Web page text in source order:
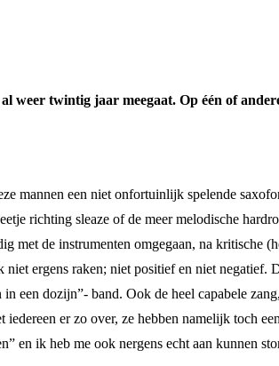
weer twintig jaar meegaat. Op één of
mannen een niet onfortuinlijk spelende
richting sleaze of de meer melodische
met de instrumenten omgegaan, na kritische
ergens raken; niet positief en niet
een dozijn”- band. Ook de heel capabele
er zo over, ze hebben namelijk toch
en ik heb me ook nergens echt aan kunnen